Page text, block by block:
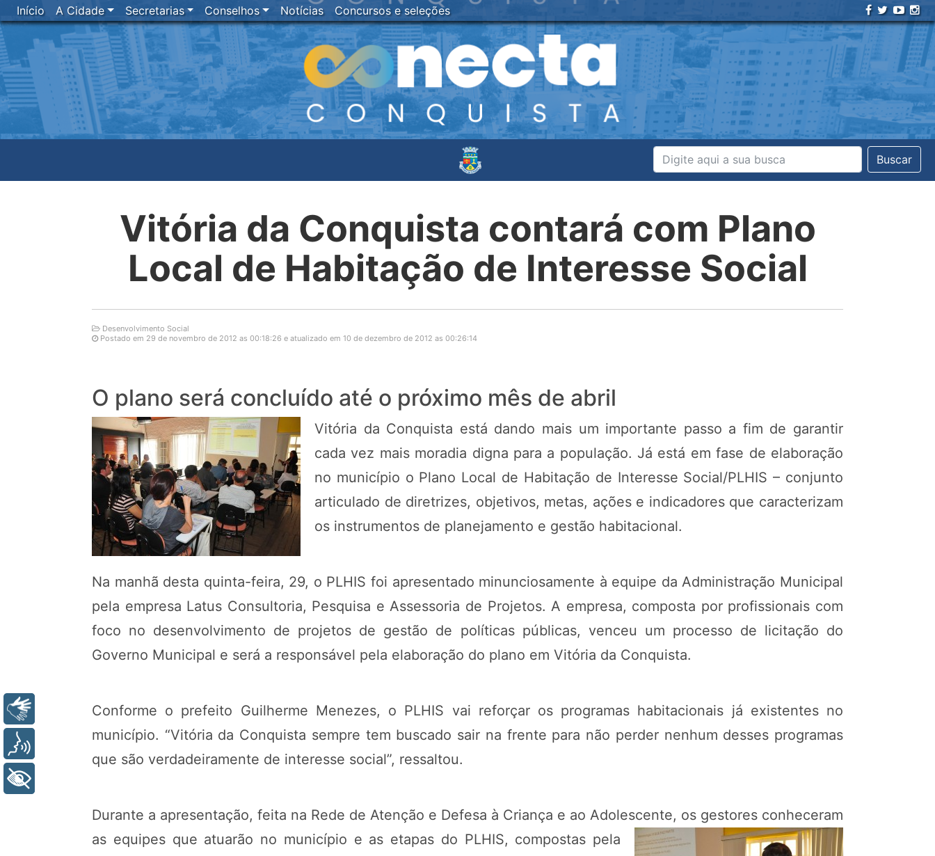
Início A Cidade Secretarias Conselhos Notícias Concursos e seleções
Buscar
Vitória da Conquista contará com Plano
Local de Habitação de Interesse Social
Desenvolvimento Social
Postado em 29 de novembro de 2012 as 00:18:26 e atualizado em 10 de dezembro de 2012 as 00:26:14
O plano será concluído até o próximo mês de abril
Vitória da Conquista está dando mais um importante passo a fim de garantir
cada vez mais moradia digna para a população. Já está em fase de elaboração
no município o Plano Local de Habitação de Interesse Social/PLHIS – conjunto
articulado de diretrizes, objetivos, metas, ações e indicadores que caracterizam
os instrumentos de planejamento e gestão habitacional.
Na manhã desta quinta-feira, 29, o PLHIS foi apresentado minunciosamente à equipe da Administração Municipal
pela empresa Latus Consultoria, Pesquisa e Assessoria de Projetos. A empresa, composta por profissionais com
foco no desenvolvimento de projetos de gestão de políticas públicas, venceu um processo de licitação do
Governo Municipal e será a responsável pela elaboração do plano em Vitória da Conquista.
Conforme o prefeito Guilherme Menezes, o PLHIS vai reforçar os programas habitacionais já existentes no
município. “Vitória da Conquista sempre tem buscado sair na frente para não perder nenhum desses programas
que são verdadeiramente de interesse social”, ressaltou.
Durante a apresentação, feita na Rede de Atenção e Defesa à Criança e ao Adolescente, os gestores conheceram
as equipesque atuarão no município e as etapas do PLHIS, compostas pela